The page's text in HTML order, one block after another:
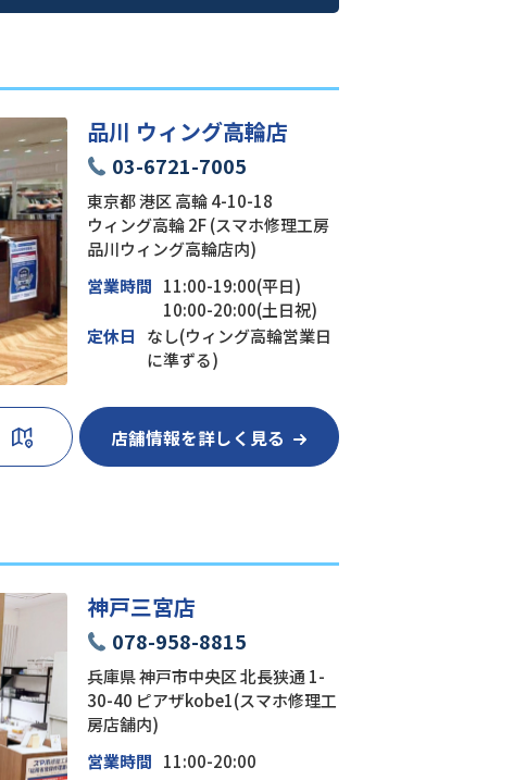
品川 ウィング高輪店
03-6721-7005
東京都 港区 高輪 4-10-18
ウィング高輪 2F (スマホ修理工房
品川ウィング高輪店内)
営業時間 11:00-19:00(平日)
10:00-20:00(土日祝)
定休日
なし(ウィング高輪営業日
に準ずる)
店舗情報を詳しく見る
神戸三宮店
078-958-8815
兵庫県 神戸市中央区 北長狭通 1-
30-40 ピアザkobe1(スマホ修理工
房店舗内)
営業時間 11:00-20:00